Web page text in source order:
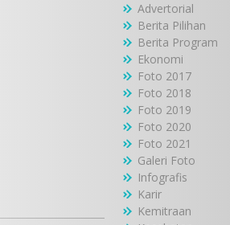
Advertorial
Berita Pilihan
Berita Program
Ekonomi
Foto 2017
Foto 2018
Foto 2019
Foto 2020
Foto 2021
Galeri Foto
Infografis
Karir
Kemitraan